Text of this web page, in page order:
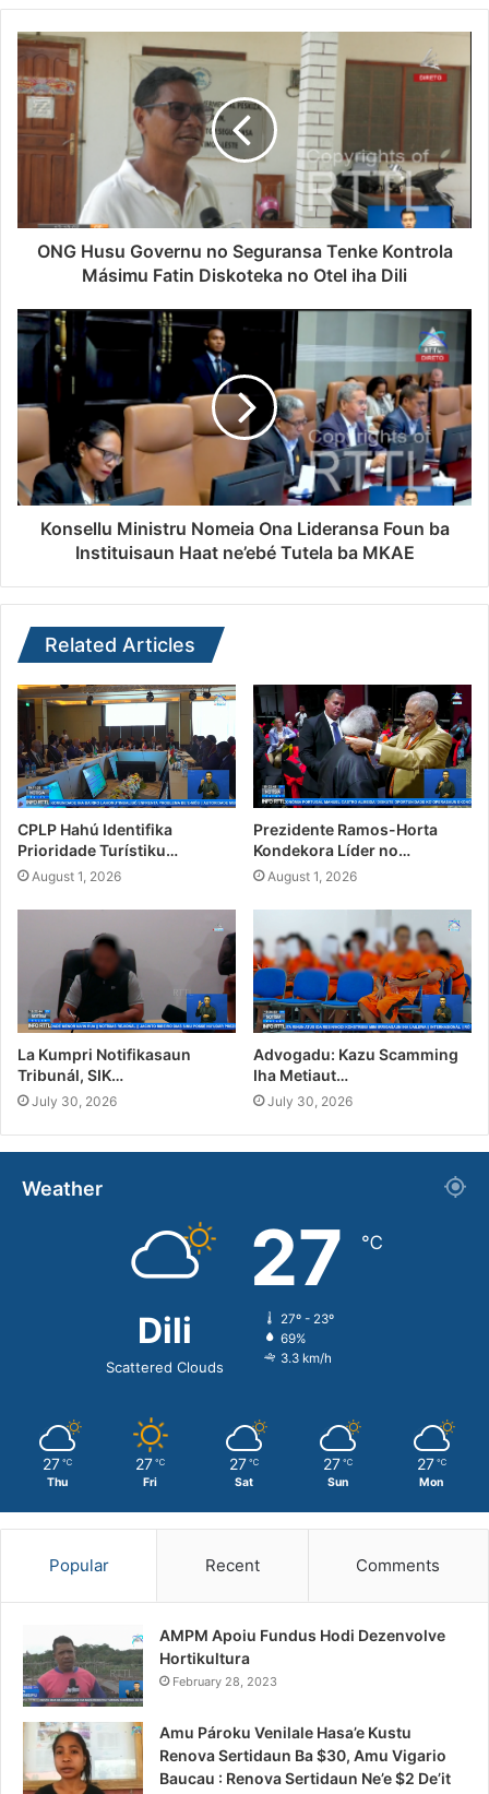
ONG Husu Governu no Seguransa Tenke Kontrola
Másimu Fatin Diskoteka no Otel iha Dili
Konsellu Ministru Nomeia Ona Lideransa Foun ba
Instituisaun Haat ne’ebé Tutela ba MKAE
Related Articles
CPLP Hahú Identifika
Prioridade Turístiku…
August 1, 2026
Prezidente Ramos-Horta
Kondekora Líder no…
August 1, 2026
La Kumpri Notifikasaun
Tribunál, SIK…
July 30, 2026
Advogadu: Kazu Scamming
Iha Metiaut…
July 30, 2026
Weather
Dili
Scattered Clouds
27 ℃
27º - 23º
69%
3.3 km/h
27 ℃
Thu
27 ℃
Fri
27 ℃
Sat
27 ℃
Sun
27 ℃
Mon
Popular Recent Comments
AMPM Apoiu Fundus Hodi Dezenvolve
Hortikultura
February 28, 2023
Amu Pároku Venilale Hasa’e Kustu
Renova Sertidaun Ba $30, Amu Vigario
Baucau : Renova Sertidaun Ne’e $2 De’it